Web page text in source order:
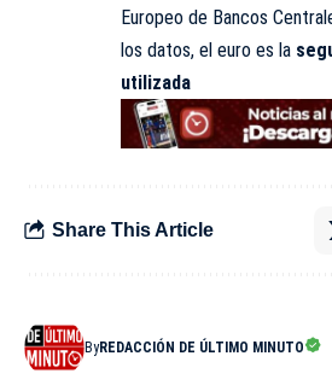
Europeo de Bancos
los datos, el euro es la
utilizada
Share This Article
ByREDACCIÓN DE ÚLTIMO MINUTO